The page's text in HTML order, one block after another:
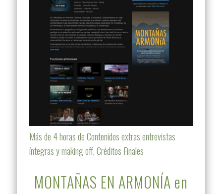
Más de 4 horas de Contenidos extras entrevistas
íntegras y making off, Créditos Finales
MONTAÑAS EN ARMONÍA en